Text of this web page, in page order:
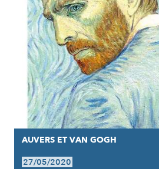
AUVERS ET VAN GOGH
27/05/2020